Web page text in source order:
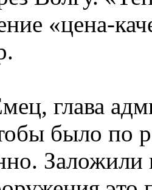
«цена-
глава
было по